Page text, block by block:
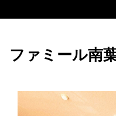
ファミール南